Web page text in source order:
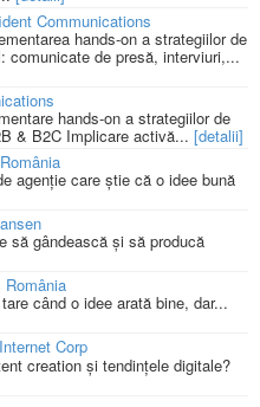
Communications
hands-on a strategiilor de
comunicate de presă, interviuri,...
hands-on a strategiilor de
& B2C Implicare activă... [detalii]
agenție care știe că o idee bună
să gândească și să producă
când o idee arată bine, dar...
Corp
creation și tendințele digitale?